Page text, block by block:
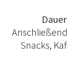
Snacks,